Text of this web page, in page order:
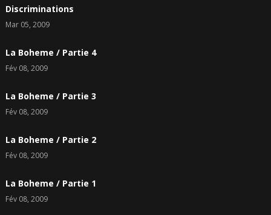
Discriminations
Mar 05, 2009
La Boheme / Partie 4
Fév 08, 2009
La Boheme / Partie 3
Fév 08, 2009
La Boheme / Partie 2
Fév 08, 2009
La Boheme / Partie 1
Fév 08, 2009